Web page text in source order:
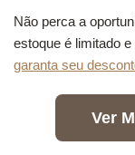
Não perca a
estoque é limitado
garanta seu
Ver